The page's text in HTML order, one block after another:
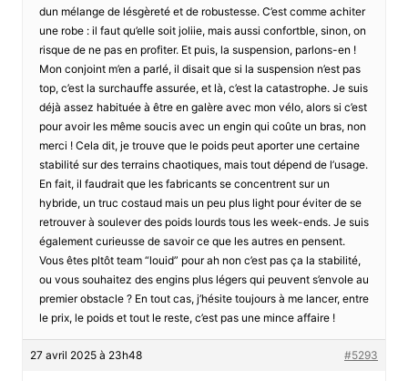
dun mélange de lésgèreté et de robustesse. C’est comme achiter
une robe : il faut qu’elle soit joliie, mais aussi confortble, sinon, on
risque de ne pas en profiter. Et puis, la suspension, parlons-en !
Mon conjoint m’en a parlé, il disait que si la suspension n’est pas
top, c’est la surchauffe assurée, et là, c’est la catastrophe. Je suis
déjà assez habituée à être en galère avec mon vélo, alors si c’est
pour avoir les même soucis avec un engin qui coûte un bras, non
merci ! Cela dit, je trouve que le poids peut aporter une certaine
stabilité sur des terrains chaotiques, mais tout dépend de l’usage.
En fait, il faudrait que les fabricants se concentrent sur un
hybride, un truc costaud mais un peu plus light pour éviter de se
retrouver à soulever des poids lourds tous les week-ends. Je suis
également curieusse de savoir ce que les autres en pensent.
Vous êtes pltôt team “louid” pour ah non c’est pas ça la stabilité,
ou vous souhaitez des engins plus légers qui peuvent s’envole au
premier obstacle ? En tout cas, j’hésite toujours à me lancer, entre
le prix, le poids et tout le reste, c’est pas une mince affaire !
27 avril 2025 à 23h48 #5293